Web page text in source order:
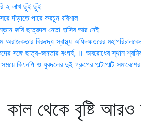
২ লাখ ছুঁই ছুঁই
দাঁড়াতে পারে ফরচুন বরিশাল
জবি ছাত্রদল নেতা হাসিব আর নেই
অরাজকতার বিরুদ্ধে স্বাস্থ্য অধিদফতরের
সঙ্গে ছাত্র-জনতার সংঘর্ষ, ॥ অবরোধের স্থান
বিএনপি ও যুবদলের দুই গ্রুপের পাল্টাপাল্টি
কাল থেকে বৃষ্টি আরও